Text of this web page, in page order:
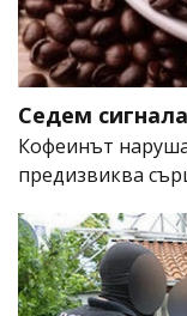
Седем
Кофеинът
предизвиква